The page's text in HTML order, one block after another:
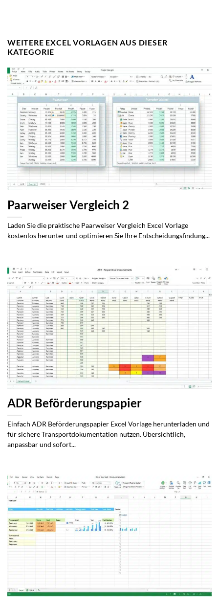
WEITERE EXCEL VORLAGEN AUS DIESER
KATEGORIE
Paarweiser Vergleich 2
Laden Sie die praktische Paarweiser Vergleich Excel Vorlage
kostenlos herunter und optimieren Sie Ihre Entscheidungsfindung...
ADR Beförderungspapier
Einfach ADR Beförderungspapier Excel Vorlage herunterladen und
für sichere Transportdokumentation nutzen. Übersichtlich,
anpassbar und sofort...